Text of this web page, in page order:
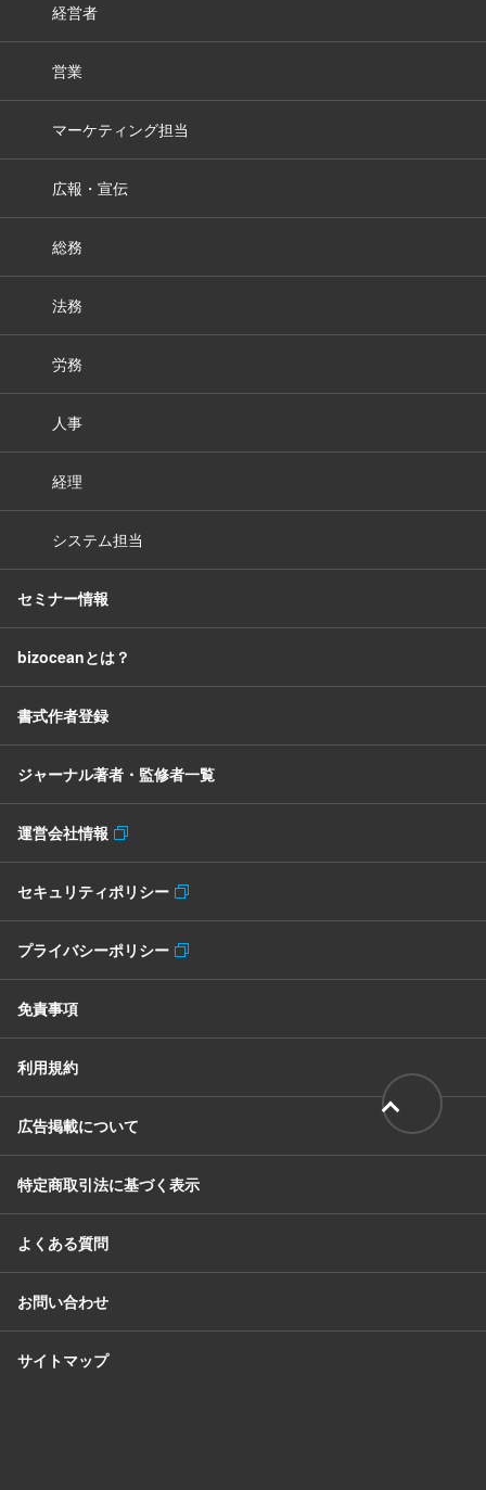
経営者
営業
マーケティング担当
広報・宣伝
総務
法務
労務
人事
経理
システム担当
セミナー情報
bizoceanとは？
書式作者登録
ジャーナル著者・監修者一覧
運営会社情報
セキュリティポリシー
プライバシーポリシー
免責事項
利用規約
広告掲載について
特定商取引法に基づく表示
よくある質問
お問い合わせ
サイトマップ